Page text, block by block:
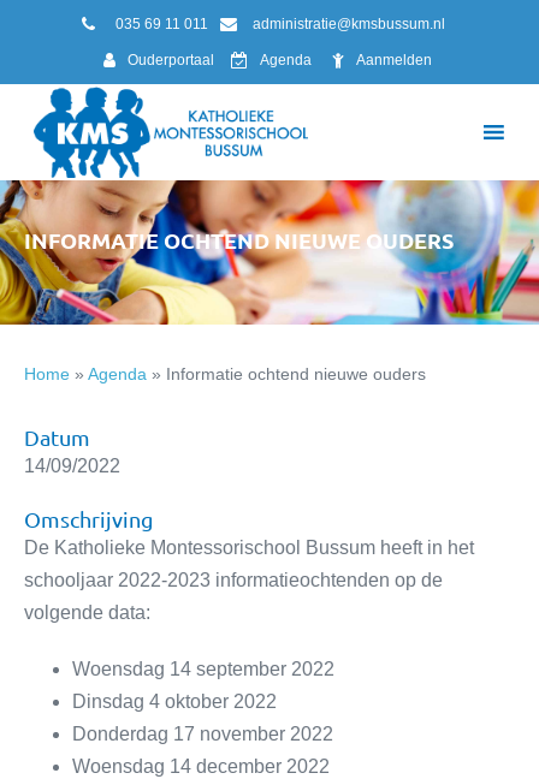
035 69 11 011 administratie@kmsbussum.nl
Ouderportaal Agenda Aanmelden
INFORMATIE OCHTEND NIEUWE OUDERS
Home » Agenda » Informatie ochtend nieuwe ouders
Datum
14/09/2022
Omschrijving
De Katholieke Montessorischool Bussum heeft in het
schooljaar 2022-2023 informatieochtenden op de
volgende data:
Woensdag 14 september 2022
Dinsdag 4 oktober 2022
Donderdag 17 november 2022
Woensdag 14 december 2022